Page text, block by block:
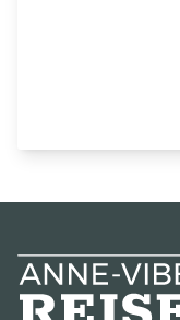
Anne-Vibeke Rejser